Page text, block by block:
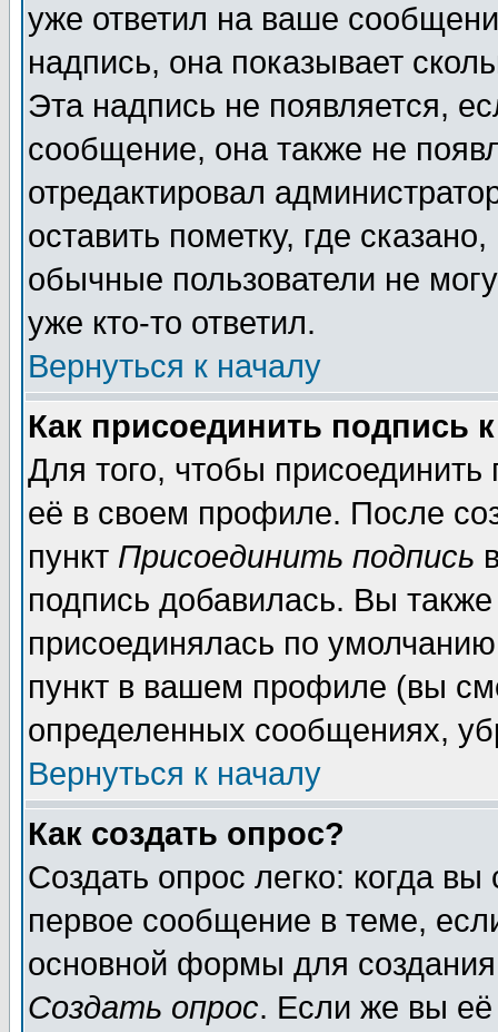
уже ответил на ваше
надпись, она показывает
Эта надпись не появляется,
сообщение, она также не
отредактировал
оставить пометку, где
обычные пользователи не
уже кто-то ответил.
Вернуться к началу
Как присоединить подпись
Для того, чтобы
её в своем профиле. После
пункт Присоединить подпись
подпись добавилась. Вы
присоединялась по
пункт в вашем профиле (вы
определенных сообщениях,
Вернуться к началу
Как создать опрос?
Создать опрос легко: когда
первое сообщение в теме,
основной формы для
Создать опрос. Если же вы её